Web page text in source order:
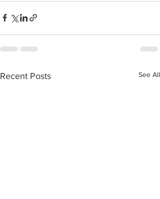
Recent Posts See All